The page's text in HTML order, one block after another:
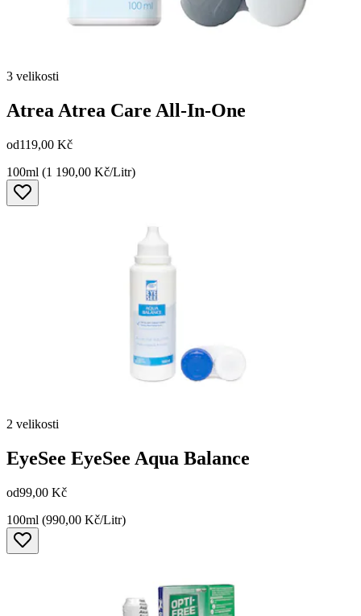
3 velikosti
Atrea Atrea Care All-In-One
od119,00 Kč
100ml (1 190,00 Kč/Litr)
2 velikosti
EyeSee EyeSee Aqua Balance
od99,00 Kč
100ml (990,00 Kč/Litr)